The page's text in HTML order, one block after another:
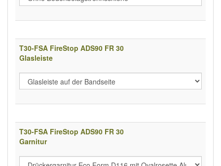
T30-FSA FireStop ADS90 FR 30
Glasleiste
T30-FSA FireStop ADS90 FR 30
Garnitur